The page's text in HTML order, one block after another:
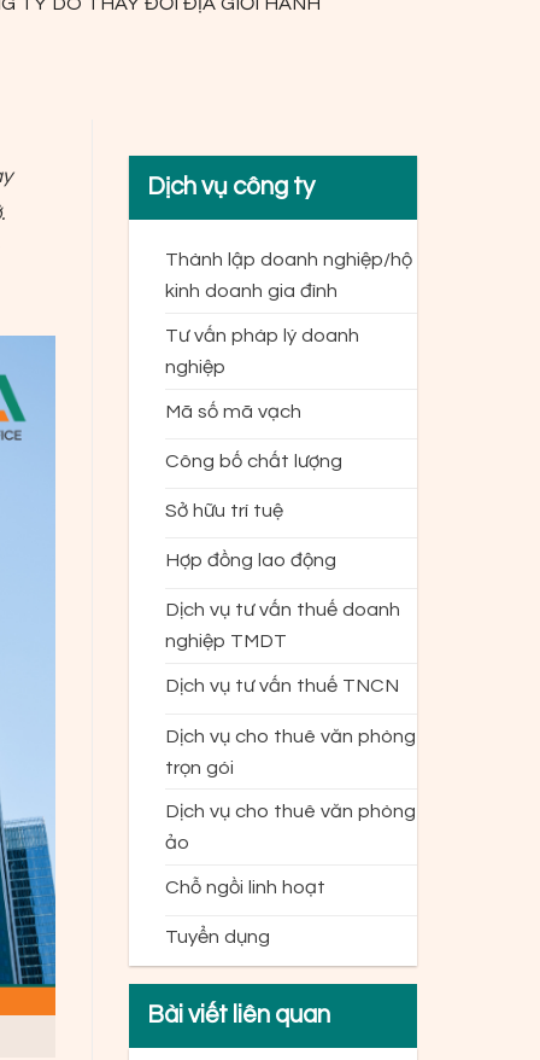
Dịch vụ công ty
Thành lập doanh nghiệp/hộ
kinh doanh gia đình
Tư vấn pháp lý doanh
nghiệp
Mã số mã vạch
Công bố chất lượng
Sở hữu trí tuệ
Hợp đồng lao động
Dịch vụ tư vấn thuế doanh
nghiệp TMDT
Dịch vụ tư vấn thuế TNCN
Dịch vụ cho thuê văn phòng
trọn gói
Dịch vụ cho thuê văn phòng
ảo
Chỗ ngồi linh hoạt
Tuyển dụng
Bài viết liên quan